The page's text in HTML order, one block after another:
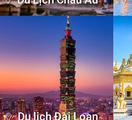
Du lịch Đài Loan